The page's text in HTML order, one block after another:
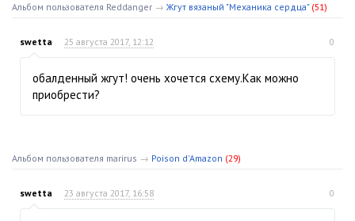
Альбом пользователя Reddanger → Жгут вязаный "Механика сердца" (51)
swetta 25 августа 2017, 12:12 0
обалденный жгут! очень хочется схему.Как можно
приобрести?
Альбом пользователя marirus → Poison d'Amazon (29)
swetta 23 августа 2017, 16:58 0